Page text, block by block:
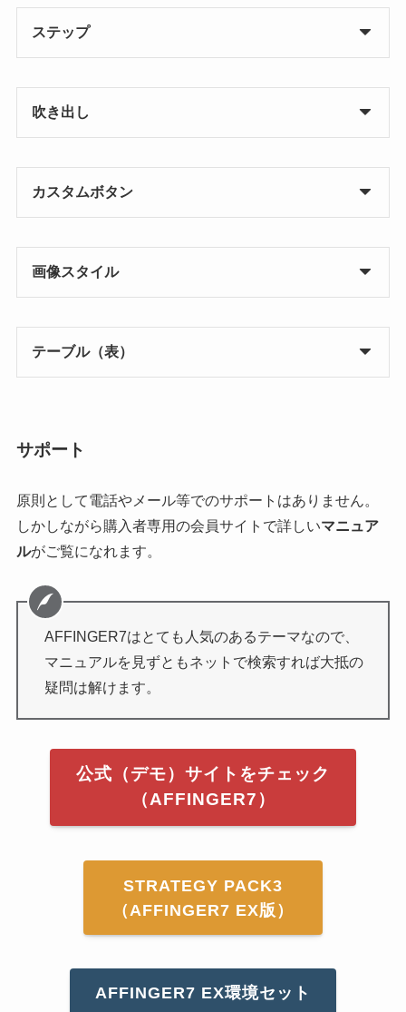
ステップ
吹き出し
カスタムボタン
画像スタイル
テーブル（表）
サポート
原則として電話やメール等でのサポートはありません。
しかしながら購入者専用の会員サイトで詳しいマニュア
ルがご覧になれます。
AFFINGER7はとても人気のあるテーマなので、
マニュアルを見ずともネットで検索すれば大抵の
疑問は解けます。
公式（デモ）サイトをチェック
（AFFINGER7）
STRATEGY PACK3
（AFFINGER7 EX版）
AFFINGER7 EX環境セット